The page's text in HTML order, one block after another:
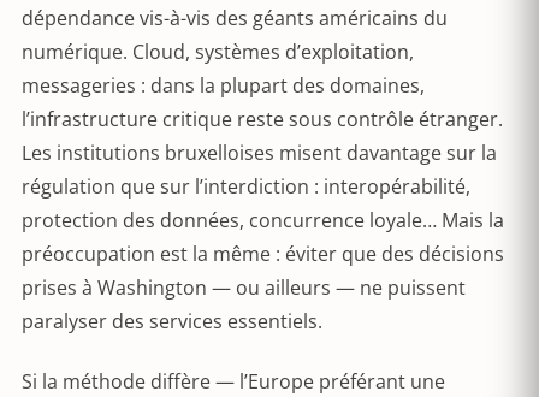
dépendance vis-à-vis des géants américains du
numérique. Cloud, systèmes d’exploitation,
messageries : dans la plupart des domaines,
l’infrastructure critique reste sous contrôle étranger.
Les institutions bruxelloises misent davantage sur la
régulation que sur l’interdiction : interopérabilité,
protection des données, concurrence loyale… Mais la
préoccupation est la même : éviter que des décisions
prises à Washington — ou ailleurs — ne puissent
paralyser des services essentiels.
Si la méthode diffère — l’Europe préférant une